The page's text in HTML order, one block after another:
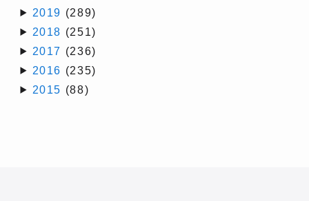
2019 (289)
2018 (251)
2017 (236)
2016 (235)
2015 (88)